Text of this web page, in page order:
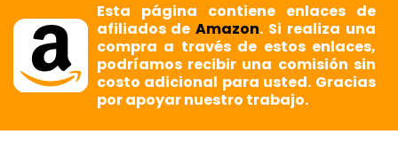
Esta página contiene enlaces de
afiliados deAmazon. Si realiza una
compra a través de estos enlaces,
podríamos recibir una comisión sin
costo adicional para usted. Gracias
por apoyar nuestro trabajo.